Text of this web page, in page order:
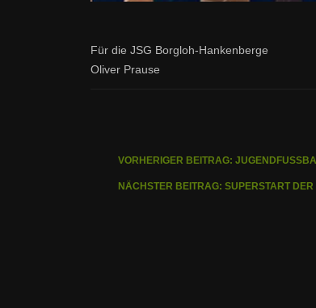
Für die JSG Borgloh-Hankenberge
Oliver Prause
VORHERIGER BEITRAG:
NÄCHSTER BEITRAG: SUPERSTART